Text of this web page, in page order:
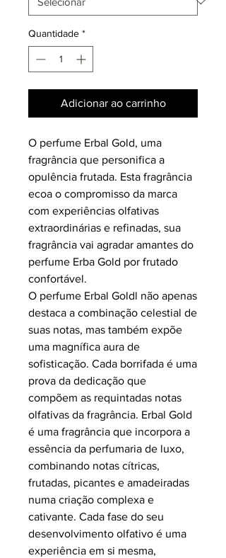
Quantidade *
Adicionar ao carrinho
O perfume Erbal Gold, uma
fragrância que personifica a
opulência frutada. Esta fragrância
ecoa o compromisso da marca
com experiências olfativas
extraordinárias e refinadas, sua
fragrância vai agradar amantes do
perfume Erba Gold por frutado
confortável.
O perfume Erbal Goldl não apenas
destaca a combinação celestial de
suas notas, mas também expõe
uma magnífica aura de
sofisticação. Cada borrifada é uma
prova da dedicação que
compõem as requintadas notas
olfativas da fragrância. Erbal Gold
é uma fragrância que incorpora a
essência da perfumaria de luxo,
combinando notas cítricas,
frutadas, picantes e amadeiradas
numa criação complexa e
cativante. Cada fase do seu
desenvolvimento olfativo é uma
experiência em si mesma,